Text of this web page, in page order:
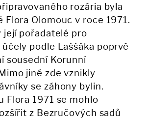
rozária byla
Flora Olomouc v roce 1971.
její pořadatelé pro
podle Laššáka poprvé
sousední Korunní
jiné zde vznikly
se záhony bylin.
Flora 1971 se mohlo
z Bezručových sadů